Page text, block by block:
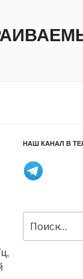
НАШ КАНАЛ В
Искать: